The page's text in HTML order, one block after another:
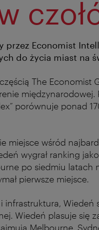
przez Economist
do życia miast na
The Economist
porównuje ponad
miejsce wśród
wygrał ranking
po siedmiu latach
pierwsze miejsce.
Wiedeń
Wiedeń plasuje się
Melbourne,